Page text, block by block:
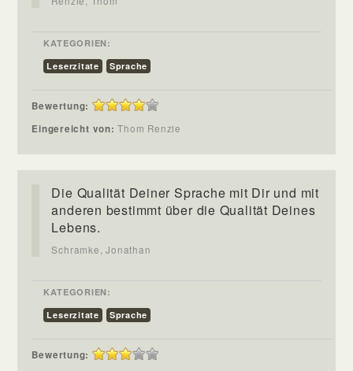
KATEGORIEN:
Leserzitate
Sprache
Bewertung:
Eingereicht von:Thom Renzie
Die Qualität Deiner Sprache mit Dir und mit
anderen bestimmt über die Qualität Deines
Lebens.
Schramke, Jonathan
KATEGORIEN:
Leserzitate
Sprache
Bewertung: